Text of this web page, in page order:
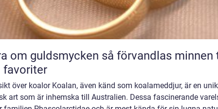
guldsmycken så förvandlas minnen till
favoriter
över koalor Koalan, även känd som koalameddjur, är en
art som är inhemska till Australien. Dessa fascinerande